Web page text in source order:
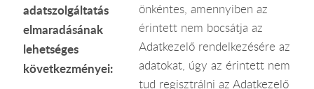
adatszolgáltatás
elmaradásának
lehetséges
következményei:
önkéntes, amennyiben az
érintett nem bocsátja az
Adatkezelő rendelkezésére az
adatokat, úgy az érintett nem
tud regisztrálni az Adatkezelő